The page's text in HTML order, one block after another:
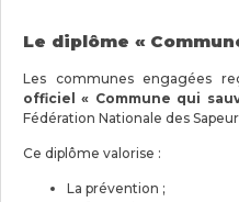
Le diplôme «
Les communes engagées
officiel « Commune qui
Fédération Nationale des
Ce diplôme valorise :
La prévention ;